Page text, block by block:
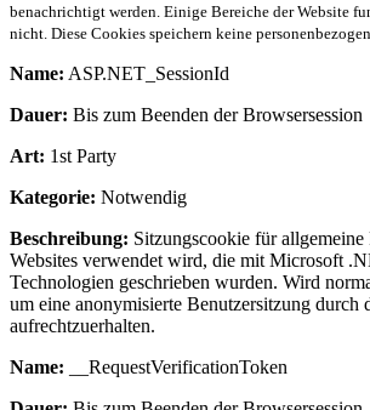
benachrichtigt werden. Einige Bereiche der Website
nicht. Diese Cookies speichern keine
Name: ASP.NET_SessionId
Dauer: Bis zum Beenden der Browsersession
Art: 1st Party
Kategorie: Notwendig
Beschreibung: Sitzungscookie für
Websites verwendet wird, die mit Microsoft
Technologien geschrieben wurden. Wird
um eine anonymisierte Benutzersitzung durch
aufrechtzuerhalten.
Name: __RequestVerificationToken